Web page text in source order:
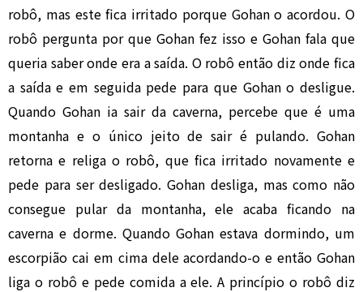
robô, mas este fica irritado porque Gohan o acordou. O
robô pergunta por que Gohan fez isso e Gohan fala que
queria saber onde era a saída. O robô então diz onde fica
a saída e em seguida pede para que Gohan o desligue.
Quando Gohan ia sair da caverna, percebe que é uma
montanha e o único jeito de sair é pulando. Gohan
retorna e religa o robô, que fica irritado novamente e
pede para ser desligado. Gohan desliga, mas como não
consegue pular da montanha, ele acaba ficando na
caverna e dorme. Quando Gohan estava dormindo, um
escorpião cai em cima dele acordando-o e então Gohan
liga o robô e pede comida a ele. A princípio o robô diz